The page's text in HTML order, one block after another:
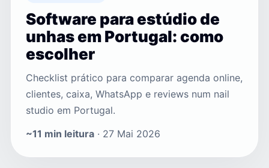
Software para estúdio de
unhas em Portugal: como
escolher
Checklist prático para comparar agenda online,
clientes, caixa, WhatsApp e reviews num nail
studio em Portugal.
~11 min leitura · 27 Mai 2026